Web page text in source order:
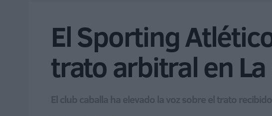
El Sporting
trato arbitral en
El club caballa ha elevado la voz sobre el trato